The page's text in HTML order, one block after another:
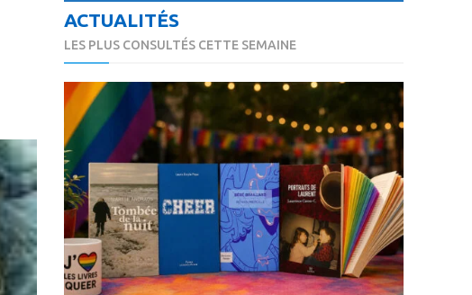
ACTUALITÉS
LES PLUS CONSULTÉS CETTE SEMAINE